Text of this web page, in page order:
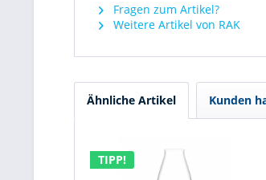
Fragen zum Artikel?
Weitere Artikel von RAK
Ähnliche Artikel Kunden
TIPP!